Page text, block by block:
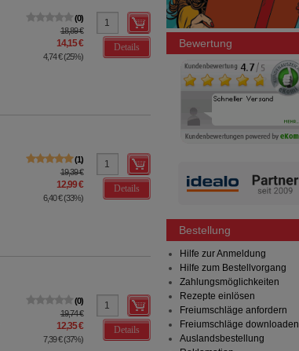
0
18,89 €
14,15 €
4,74 €(25%)
Details
1
19,39 €
12,99 €
6,40 €(33%)
Details
0
19,74 €
12,35 €
7,39 €(37%)
Details
Bewertung
Bestellung
Hilfe zur Anmeldung
Hilfe zum Bestellvorgang
Zahlungsmöglichkeiten
Rezepte einlösen
Freiumschläge anfordern
Freiumschläge downloaden
Auslandsbestellung